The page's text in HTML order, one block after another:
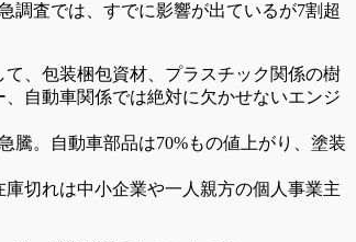
調査では、すでに影響が出ているが7割超
、包装梱包資材、プラスチック関係の樹
自動車関係では絶対に欠かせないエンジ
騰。自動車部品は70%もの値上がり、塗装
切れは中小企業や一人親方の個人事業主